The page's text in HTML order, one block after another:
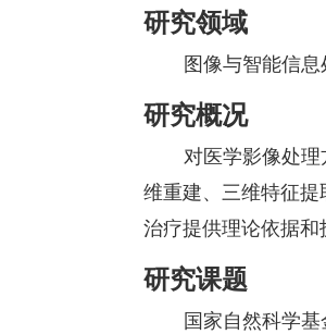
研究领域
图像与智能信息
研究概况
对医学影像处
维重建、三维特征
治疗提供理论依据和
研究课题
国家自然科学